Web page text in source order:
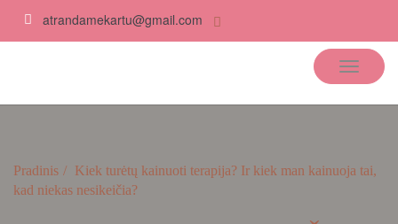
atrandamekartu@gmail.com
Pradinis
Kiek turėtų kainuoti terapija? Ir kiek man kainuoja tai,
kad niekas nesikeičia?